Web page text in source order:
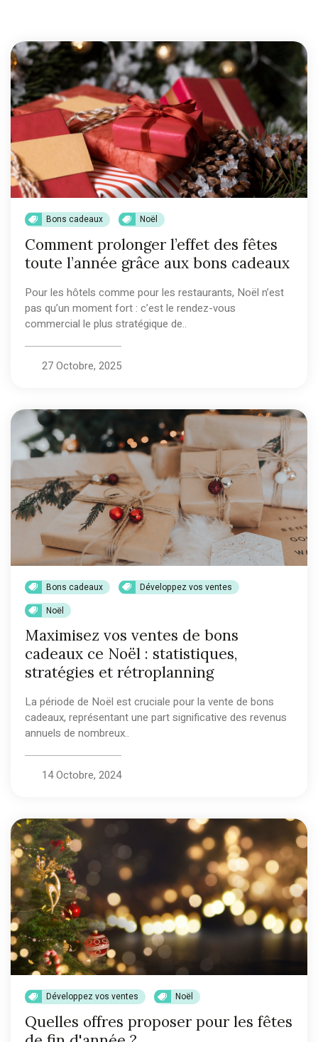
Bons cadeaux Noël
Comment prolonger l’effet des fêtes
toute l’année grâce aux bons cadeaux
Pour les hôtels comme pour les restaurants, Noël n’est
pas qu’un moment fort : c’est le rendez-vous
commercial le plus stratégique de..
27 Octobre, 2025
Bons cadeaux
Développez vos ventes
Noël
Maximisez vos ventes de bons
cadeaux ce Noël : statistiques,
stratégies et rétroplanning
La période de Noël est cruciale pour la vente de bons
cadeaux, représentant une part significative des revenus
annuels de nombreux..
14 Octobre, 2024
Développez vos ventes Noël
Quelles offres proposer pour les fêtes